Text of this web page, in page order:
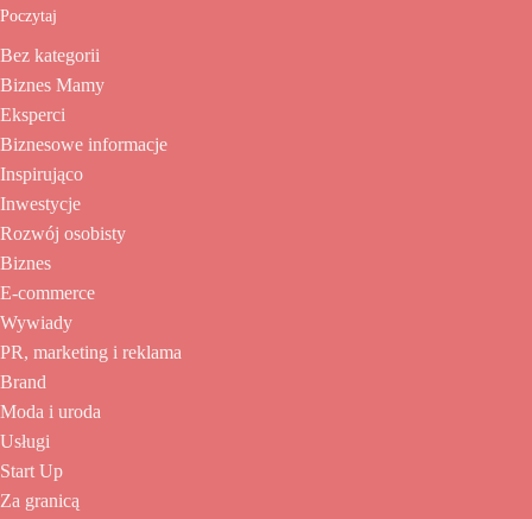
Poczytaj
Bez kategorii
Biznes Mamy
Eksperci
Biznesowe informacje
Inspirująco
Inwestycje
Rozwój osobisty
Biznes
E-commerce
Wywiady
PR, marketing i reklama
Brand
Moda i uroda
Usługi
Start Up
Za granicą